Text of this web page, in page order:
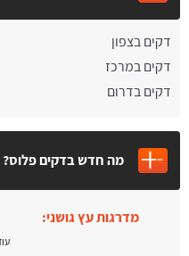
דקים בצפון
דקים במרכז
דקים בדרום
מה חדש בדקים פלוס?
מדרגות דמוי עץ: